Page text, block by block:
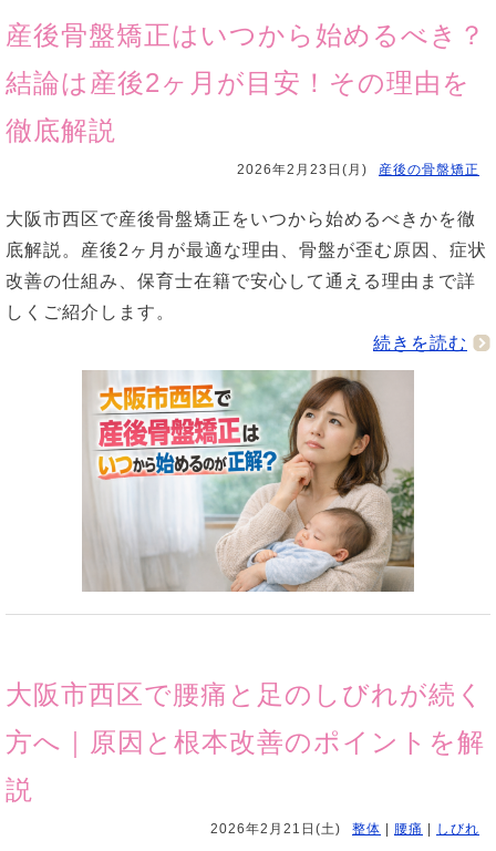
産後骨盤矯正はいつから始めるべき？
結論は産後2ヶ月が目安！その理由を
徹底解説
2026年2月23日(月) 産後の骨盤矯正
大阪市西区で産後骨盤矯正をいつから始めるべきかを徹
底解説。産後2ヶ月が最適な理由、骨盤が歪む原因、症状
改善の仕組み、保育士在籍で安心して通える理由まで詳
しくご紹介します。
続きを読む
大阪市西区で腰痛と足のしびれが続く
方へ｜原因と根本改善のポイントを解
説
2026年2月21日(土) 整体 腰痛 しびれ